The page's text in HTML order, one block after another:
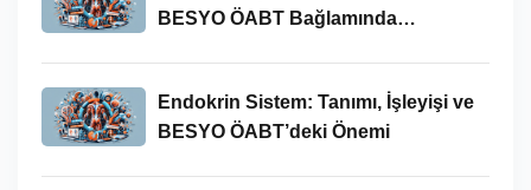
BESYO ÖABT Bağlamında
Endokrin Sistem: Tanımı, İşleyişi ve
BESYO ÖABT’deki Önemi